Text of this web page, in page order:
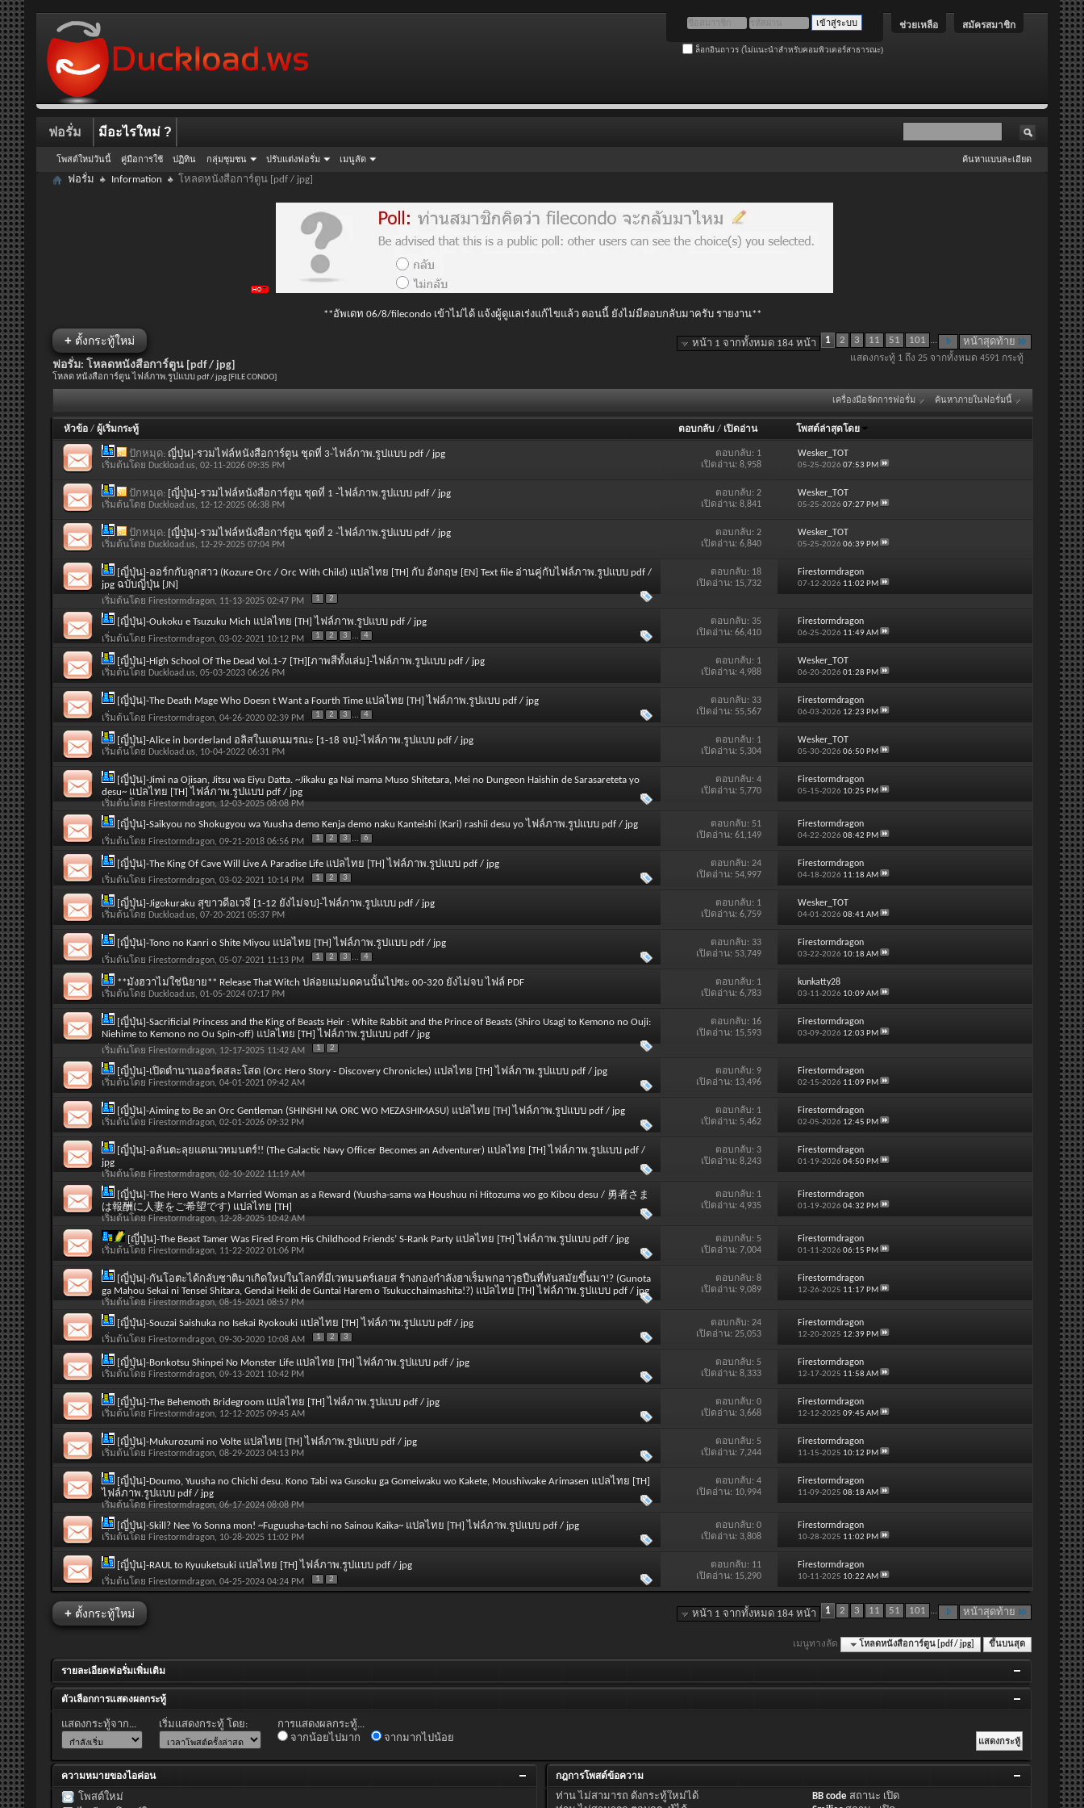
สมัครสมาชิก
ช่วยเหลือ
ล็อกอินถาวร (ไม่แนะนำสำหรับคอมพิวเตอร์สาธารณะ)
ฟอรั่ม
โพสต์ใหม่วันนี้ คู่มือการใช้ ปฏิทิน กลุ่มชุมชน ปรับแต่งฟอรั่ม เมนูลัด
มีอะไรใหม่ ?
ค้นหาแบบละเอียด
ฟอรั่ม Information โหลดหนังสือการ์ตูน [pdf / jpg]
**อัพเดท 06/8/filecondo เข้าไม่ได้ แจ้งผู้ดูแลเร่งแก้ไขแล้ว ตอนนี้ ยังไม่มีตอบกลับมาครับ รายงาน**
+ ตั้งกระทู้ใหม่ หน้า 1 จากทั้งหมด 184 หน้า 1 2 3 11 51 101 ... หน้าสุดท้าย
แสดงกระทู้ 1 ถึง 25 จากทั้งหมด 4591 กระทู้
ฟอรั่ม: โหลดหนังสือการ์ตูน [pdf / jpg]
โหลด หนังสือการ์ตูน ไฟล์ภาพ.รูปแบบ pdf / jpg [FILE CONDO]
เครื่องมือจัดการฟอรั่ม ค้นหาภายในฟอรั่มนี้
หัวข้อ / ผู้เริ่มกระทู้ ตอบกลับ / เปิดอ่าน โพสต์ล่าสุดโดย
ปักหมุด: ญี่ปุ่น]-รวมไฟล์หนังสือการ์ตูน ชุดที่ 3-ไฟล์ภาพ.รูปแบบ pdf / jpg
เริ่มต้นโดย Duckload.us, 02-11-2026 09:35 PM
ตอบกลับ: 1
เปิดอ่าน: 8,958
Wesker_TOT
05-25-2026 07:53 PM
ปักหมุด: [ญี่ปุ่น]-รวมไฟล์หนังสือการ์ตูน ชุดที่ 1 -ไฟล์ภาพ.รูปแบบ pdf / jpg
เริ่มต้นโดย Duckload.us, 12-12-2025 06:38 PM
ตอบกลับ:2
เปิดอ่าน: 8,841
Wesker_TOT
05-25-2026 07:27 PM
ปักหมุด: [ญี่ปุ่น]-รวมไฟล์หนังสือการ์ตูน ชุดที่ 2 -ไฟล์ภาพ.รูปแบบ pdf / jpg
เริ่มต้นโดย Duckload.us, 12-29-2025 07:04 PM
ตอบกลับ:2
เปิดอ่าน: 6,840
Wesker_TOT
05-25-2026 06:39 PM
[ญี่ปุ่น]-ออร์กกับลูกสาว (Kozure Orc / Orc With Child) แปลไทย [TH] กับ อังกฤษ [EN] Text file อ่านคู่กับไฟล์ภาพ.รูปแบบ pdf /
jpg ฉบับญี่ปุ่น [JN]
เริ่มต้นโดย Firestormdragon, 11-13-2025 02:47 PM 1 2
ตอบกลับ: 18
เปิดอ่าน: 15,732
Firestormdragon
07-12-2026 11:02 PM
[ญี่ปุ่น]-Oukoku e Tsuzuku Mich แปลไทย [TH] ไฟล์ภาพ.รูปแบบ pdf / jpg
เริ่มต้นโดย Firestormdragon, 03-02-2021 10:12 PM 1 2 3 ... 4
ตอบกลับ: 35
เปิดอ่าน: 66,410
Firestormdragon
06-25-2026 11:49 AM
[ญี่ปุ่น]-High School Of The Dead Vol.1-7 [TH][ภาพสีทั้งเล่ม]-ไฟล์ภาพ.รูปแบบ pdf / jpg
เริ่มต้นโดย Duckload.us, 05-03-2023 06:26 PM
ตอบกลับ: 1
เปิดอ่าน: 4,988
Wesker_TOT
06-20-2026 01:28 PM
[ญี่ปุ่น]-The Death Mage Who Doesn t Want a Fourth Time แปลไทย [TH] ไฟล์ภาพ.รูปแบบ pdf / jpg
เริ่มต้นโดย Firestormdragon, 04-26-2020 02:39 PM 1 2 3 ... 4
ตอบกลับ: 33
เปิดอ่าน: 55,567
Firestormdragon
06-03-2026 12:23 PM
[ญี่ปุ่น]-Alice in borderland อลิสในแดนมรณะ [1-18 จบ]-ไฟล์ภาพ.รูปแบบ pdf / jpg
เริ่มต้นโดย Duckload.us, 10-04-2022 06:31 PM
ตอบกลับ: 1
เปิดอ่าน: 5,304
Wesker_TOT
05-30-2026 06:50 PM
[ญี่ปุ่น]-Jimi na Ojisan, Jitsu wa Eiyu Datta. ~Jikaku ga Nai mama Muso Shitetara, Mei no Dungeon Haishin de Sarasareteta yo
desu~ แปลไทย [TH] ไฟล์ภาพ.รูปแบบ pdf / jpg
เริ่มต้นโดย Firestormdragon, 12-03-2025 08:08 PM
ตอบกลับ:4
เปิดอ่าน: 5,770
Firestormdragon
05-15-2026 10:25 PM
[ญี่ปุ่น]-Saikyou no Shokugyou wa Yuusha demo Kenja demo naku Kanteishi (Kari) rashii desu yo ไฟล์ภาพ.รูปแบบ pdf / jpg
เริ่มต้นโดย Firestormdragon, 09-21-2018 06:56 PM 1 2 3 ... 6
ตอบกลับ: 51
เปิดอ่าน: 61,149
Firestormdragon
04-22-2026 08:42 PM
[ญี่ปุ่น]-The King Of Cave Will Live A Paradise Life แปลไทย [TH] ไฟล์ภาพ.รูปแบบ pdf / jpg
เริ่มต้นโดย Firestormdragon, 03-02-2021 10:14 PM 1 2 3
ตอบกลับ:24
เปิดอ่าน: 54,997
Firestormdragon
04-18-2026 11:18 AM
[ญี่ปุ่น]-Jigokuraku สุขาวดีอเวจี [1-12 ยังไม่จบ]-ไฟล์ภาพ.รูปแบบ pdf / jpg
เริ่มต้นโดย Duckload.us, 07-20-2021 05:37 PM
ตอบกลับ: 1
เปิดอ่าน: 6,759
Wesker_TOT
04-01-2026 08:41 AM
[ญี่ปุ่น]-Tono no Kanri o Shite Miyou แปลไทย [TH] ไฟล์ภาพ.รูปแบบ pdf / jpg
เริ่มต้นโดย Firestormdragon, 05-07-2021 11:13 PM 1 2 3 ... 4
ตอบกลับ: 33
เปิดอ่าน: 53,749
Firestormdragon
03-22-2026 10:18 AM
**มังฮวาไม่ใช่นิยาย** Release That Witch ปล่อยแม่มดคนนั้นไปซะ 00-320 ยังไม่จบ ไฟล์ PDF
เริ่มต้นโดย Duckload.us, 01-05-2024 07:17 PM
ตอบกลับ: 1
เปิดอ่าน: 6,783
kunkatty28
03-11-2026 10:09 AM
[ญี่ปุ่น]-Sacrificial Princess and the King of Beasts Heir : White Rabbit and the Prince of Beasts (Shiro Usagi to Kemono no Ouji:
Niehime to Kemono no Ou Spin-off) แปลไทย [TH] ไฟล์ภาพ.รูปแบบ pdf / jpg
เริ่มต้นโดย Firestormdragon, 12-17-2025 11:42 AM 1 2
ตอบกลับ: 16
เปิดอ่าน: 15,593
Firestormdragon
03-09-2026 12:03 PM
[ญี่ปุ่น]-เปิดตำนานออร์คสละโสด (Orc Hero Story - Discovery Chronicles) แปลไทย [TH] ไฟล์ภาพ.รูปแบบ pdf / jpg
เริ่มต้นโดย Firestormdragon, 04-01-2021 09:42 AM
ตอบกลับ: 9
เปิดอ่าน: 13,496
Firestormdragon
02-15-2026 11:09 PM
[ญี่ปุ่น]-Aiming to Be an Orc Gentleman (SHINSHI NA ORC WO MEZASHIMASU) แปลไทย [TH] ไฟล์ภาพ.รูปแบบ pdf / jpg
เริ่มต้นโดย Firestormdragon, 02-01-2026 09:32 PM
ตอบกลับ: 1
เปิดอ่าน: 5,462
Firestormdragon
02-05-2026 12:45 PM
[ญี่ปุ่น]-อลันตะลุยแดนเวทมนตร์!! (The Galactic Navy Officer Becomes an Adventurer) แปลไทย [TH] ไฟล์ภาพ.รูปแบบ pdf /
jpg
เริ่มต้นโดย Firestormdragon, 02-10-2022 11:19 AM
ตอบกลับ: 3
เปิดอ่าน: 8,243
Firestormdragon
01-19-2026 04:50 PM
[ญี่ปุ่น]-The Hero Wants a Married Woman as a Reward (Yuusha-sama wa Houshuu ni Hitozuma wo go Kibou desu / 勇者さま
は報酬に人妻をご希望です) แปลไทย [TH]
เริ่มต้นโดย Firestormdragon, 12-28-2025 10:42 AM
ตอบกลับ: 1
เปิดอ่าน: 4,935
Firestormdragon
01-19-2026 04:32 PM
[ญี่ปุ่น]-The Beast Tamer Was Fired From His Childhood Friends’ S-Rank Party แปลไทย [TH] ไฟล์ภาพ.รูปแบบ pdf / jpg
เริ่มต้นโดย Firestormdragon, 11-22-2022 01:06 PM
ตอบกลับ: 5
เปิดอ่าน: 7,004
Firestormdragon
01-11-2026 06:15 PM
[ญี่ปุ่น]-กันโอตะได้กลับชาติมาเกิดใหม่ในโลกที่มีเวทมนตร์เลยส ร้างกองกำลังฮาเร็มพกอาวุธปืนที่ทันสมัยขึ้นมา!? (Gunota
ga Mahou Sekai ni Tensei Shitara, Gendai Heiki de Guntai Harem o Tsukucchaimashita!?) แปลไทย [TH] ไฟล์ภาพ.รูปแบบ pdf / jpg
เริ่มต้นโดย Firestormdragon, 08-15-2021 08:57 PM
ตอบกลับ:8
เปิดอ่าน: 9,089
Firestormdragon
12-26-2025 11:17 PM
[ญี่ปุ่น]-Souzai Saishuka no Isekai Ryokouki แปลไทย [TH] ไฟล์ภาพ.รูปแบบ pdf / jpg
เริ่มต้นโดย Firestormdragon, 09-30-2020 10:08 AM 1 2 3
ตอบกลับ:24
เปิดอ่าน: 25,053
Firestormdragon
12-20-2025 12:39 PM
[ญี่ปุ่น]-Bonkotsu Shinpei No Monster Life แปลไทย [TH] ไฟล์ภาพ.รูปแบบ pdf / jpg
เริ่มต้นโดย Firestormdragon, 09-13-2021 10:42 PM
ตอบกลับ: 5
เปิดอ่าน: 8,333
Firestormdragon
12-17-2025 11:58 AM
[ญี่ปุ่น]-The Behemoth Bridegroom แปลไทย [TH] ไฟล์ภาพ.รูปแบบ pdf / jpg
เริ่มต้นโดย Firestormdragon, 12-12-2025 09:45 AM
ตอบกลับ:0
เปิดอ่าน: 3,668
Firestormdragon
12-12-2025 09:45 AM
[ญี่ปุ่น]-Mukurozumi no Volte แปลไทย [TH] ไฟล์ภาพ.รูปแบบ pdf / jpg
เริ่มต้นโดย Firestormdragon, 08-29-2023 04:13 PM
ตอบกลับ: 5
เปิดอ่าน: 7,244
Firestormdragon
11-15-2025 10:12 PM
[ญี่ปุ่น]-Doumo, Yuusha no Chichi desu. Kono Tabi wa Gusoku ga Gomeiwaku wo Kakete, Moushiwake Arimasen แปลไทย [TH]
ไฟล์ภาพ.รูปแบบ pdf / jpg
เริ่มต้นโดย Firestormdragon, 06-17-2024 08:08 PM
ตอบกลับ:4
เปิดอ่าน: 10,994
Firestormdragon
11-09-2025 08:18 AM
[ญี่ปุ่น]-Skill? Nee Yo Sonna mon! ~Fuguusha-tachi no Sainou Kaika~ แปลไทย [TH] ไฟล์ภาพ.รูปแบบ pdf / jpg
เริ่มต้นโดย Firestormdragon, 10-28-2025 11:02 PM
ตอบกลับ:0
เปิดอ่าน: 3,808
Firestormdragon
10-28-2025 11:02 PM
[ญี่ปุ่น]-RAUL to Kyuuketsuki แปลไทย [TH] ไฟล์ภาพ.รูปแบบ pdf / jpg
เริ่มต้นโดย Firestormdragon, 04-25-2024 04:24 PM 1 2
ตอบกลับ: 11
เปิดอ่าน: 15,290
Firestormdragon
10-11-2025 10:22 AM
+ ตั้งกระทู้ใหม่ หน้า 1 จากทั้งหมด 184 หน้า 1 2 3 11 51 101 ... หน้าสุดท้าย
เมนูทางลัด โหลดหนังสือการ์ตูน [pdf / jpg] ขึ้นบนสุด
รายละเอียดฟอรั่มเพิ่มเติม
ตัวเลือกการแสดงผลกระทู้
แสดงกระทู้จาก... เริ่มแสดงกระทู้ โดย:
การแสดงผลกระทู้...
จากน้อยไปมาก
จากมากไปน้อย
ความหมายของไอค่อน
โพสต์ใหม่
กฎการโพสต์ข้อความ
ท่านไม่สามารถ ตั้งกระทู้ใหม่ได้
BB code สถานะ เปิด